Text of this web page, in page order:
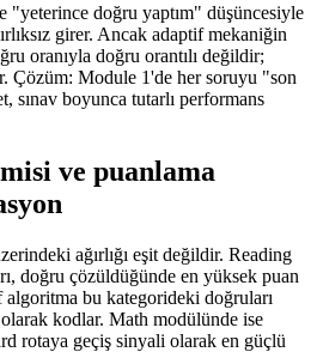
doğru yaptım" düşüncesiyle
girer. Ancak adaptif mekaniğin
oranıyla doğru orantılı değildir;
Çözüm: Module 1'de her soruyu "son
sınav boyunca tutarlı performans
ve puanlama
ağırlığı eşit değildir. Reading
doğru çözüldüğünde en yüksek puan
algoritma bu kategorideki doğruları
kodlar. Math modülünde ise
rotaya geçiş sinyali olarak en güçlü